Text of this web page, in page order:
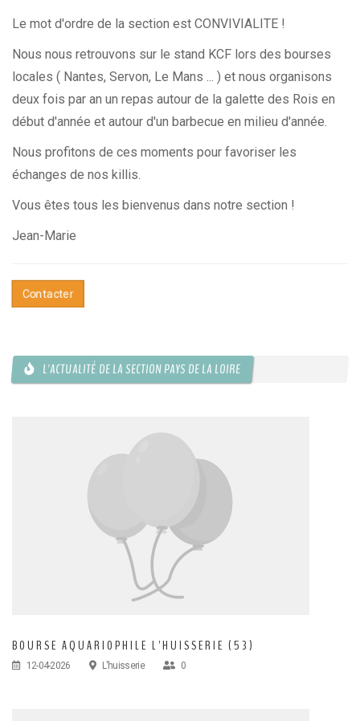
12 sep 2026
KCF ÎLE DE FRANCE :Réunion KCF Ile de France
13 sep 2026
KCF NORMANDIE :Réunion de Section En
savoir +
17-20 sep 2026
CZKA 2026
25-27 sep 2026 KCF FRANCE : 52ème congrès du KCF
Le mot d'ordre de la section est CONVIVIALITE !
Nous nous retrouvons sur le stand KCF lors des bourses
locales ( Nantes, Servon, Le Mans ... ) et nous organisons
deux fois par an un repas autour de la galette des Rois en
début d'année et autour d'un barbecue en milieu d'année.
Nous profitons de ces moments pour favoriser les
échanges de nos killis.
Vous êtes tous les bienvenus dans notre section !
Jean-Marie
Contacter
L'ACTUALITÉ DE LA SECTION PAYS DE LA LOIRE
BOURSE AQUARIOPHILE L'HUISSERIE (53)
12-04-2026 L'huisserie 0